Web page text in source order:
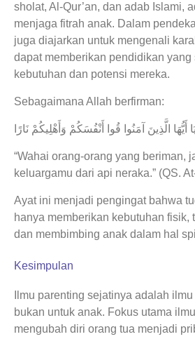
sholat, Al-Qur’an, dan adab Islami,
menjaga fitrah anak. Dalam
juga diajarkan untuk mengenali
dapat memberikan pendidikan yang
kebutuhan dan potensi mereka.
Sebagaimana Allah berfirman:
أَيُّهَا الَّذِينَ آمَنُوا قُوا أَنْفُسَكُمْ وَأَهْلِيكُمْ نَارًا
“Wahai orang-orang yang beriman,
keluargamu dari api neraka.” (QS.
Ayat ini menjadi pengingat bahwa
hanya memberikan kebutuhan fisik,
dan membimbing anak dalam hal
Kesimpulan
Ilmu parenting sejatinya adalah
bukan untuk anak. Fokus utama
mengubah diri orang tua menjadi